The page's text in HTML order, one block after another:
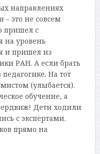
направлениях
– это не совсем
пришел с
на уровень
и пришел из
РАН. А если брать
На тот
(улыбается).
обучение, а
Дети ходили
с экспертами.
прямо на